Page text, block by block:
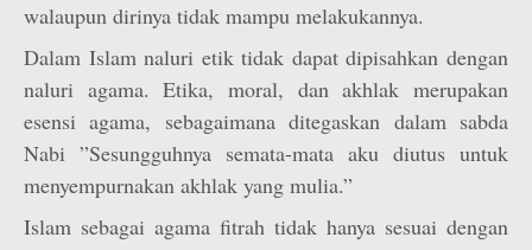
walaupun dirinya tidak mampu melakukannya.
Dalam Islam naluri etik tidak dapat dipisahkan dengan
naluri agama. Etika, moral, dan akhlak merupakan
esensi agama, sebagaimana ditegaskan dalam sabda
Nabi ”Sesungguhnya semata-mata aku diutus untuk
menyempurnakan akhlak yang mulia.”
Islam sebagai agama fitrah tidak hanya sesuai dengan